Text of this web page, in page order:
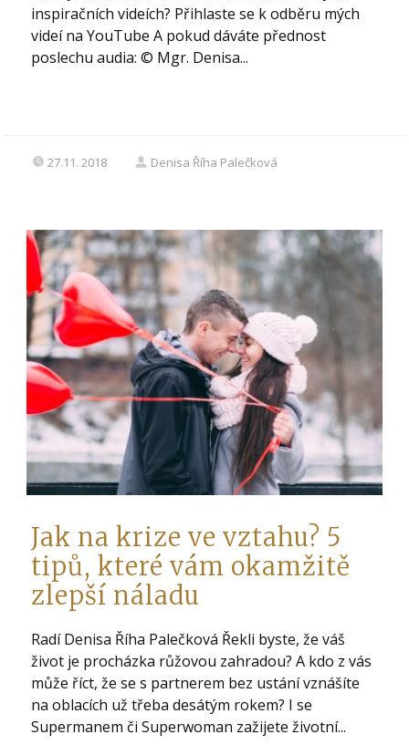
inspiračních videích? Přihlaste se k odběru mých
videí na YouTube A pokud dáváte přednost
poslechu audia: © Mgr. Denisa...
27.11. 2018 Denisa Říha Palečková
Jak na krize ve vztahu? 5
tipů, které vám okamžitě
zlepší náladu
Radí Denisa Říha Palečková Řekli byste, že váš
život je procházka růžovou zahradou? A kdo z vás
může říct, že se s partnerem bez ustání vznášíte
na oblacích už třeba desátým rokem? I se
Supermanem či Superwoman zažijete životní...